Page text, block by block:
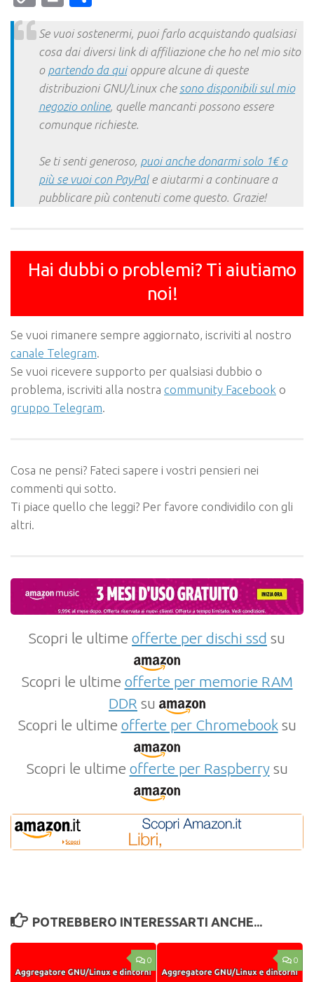
Se vuoi sostenermi, puoi farlo acquistando qualsiasi
cosa dai diversi link di affiliazione che ho nel mio sito
o partendo da quioppure alcune di queste
distribuzioni GNU/Linux che sono disponibili sul mio
negozio online, quelle mancanti possono essere
comunque richieste.
Se ti senti generoso, puoi anche donarmi solo 1€ o
più se vuoi con PayPale aiutarmi a continuare a
pubblicare più contenuti come questo. Grazie!
Hai dubbi o problemi? Ti aiutiamo
noi!
Se vuoi rimanere sempre aggiornato, iscriviti al nostro
canale Telegram.
Se vuoi ricevere supporto per qualsiasi dubbio o
problema, iscriviti alla nostra community Facebook o
gruppo Telegram.
Cosa ne pensi? Fateci sapere i vostri pensieri nei
commenti qui sotto.
Ti piace quello che leggi? Per favore condividilo con gli
altri.
Scopri le ultime offerte per dischi ssd su
Scopri le ultime offerte per memorie RAM
DDR su
Scopri le ultime offerte per Chromebooksu
Scopri le ultime offerte per Raspberrysu
POTREBBERO INTERESSARTI ANCHE...
0 0